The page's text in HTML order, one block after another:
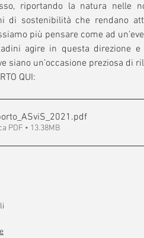
riportando la natura nelle
di sostenibilità che rendano
più pensare come ad
agire in questa direzione
siano un’occasione preziosa di
QUI:
.pdf
PDF • 13.38MB